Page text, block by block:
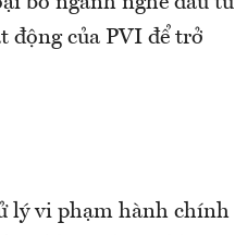
động của PVI để trở
lý vi phạm hành chính